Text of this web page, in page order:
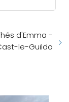
d'Emma -
le-Guildo